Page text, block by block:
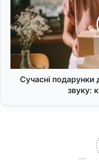
для
поціновувачів
якісного
звуку:
колонки
Xiaomi
Сучасні подарунки
звуку: